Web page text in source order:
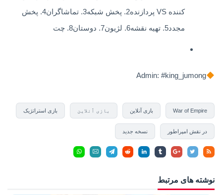
کننده VS پردازنده2. پخش شبکه3. تماشاگران4. پخش
مجدد5. تهیه نقشه6. لژیون7. دوستان8. چت
Admin: #king_jumong
War of Empire بازی آنلاین بازی ٱنلاین بازی استراتژیک
در نقش امپراطور نسخه جدید
نوشته های مرتبط